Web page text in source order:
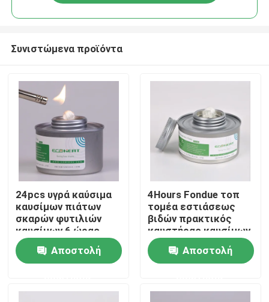
Σπίτι
Σχετικά με εμάς
Συνιστώμενα προϊόντα
24pcs υγρά καύσιμα
καυσίμων πιάτων
σκαρών φυτιλιών
καυσίμων 6 ώρας
μαγειρεύοντας για το
πιάτο σκαρών
Αποστολή
4Hours Fondue τοπ
τομέα εστιάσεως
βιδών πρακτικός
καυστήρας καυσίμων
καυστήρων πιάτων
σκαρών φυτιλιών για
τον μπουφέ
Αποστολή